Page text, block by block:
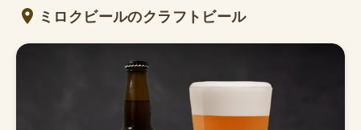
ミロクビールのクラフトビール